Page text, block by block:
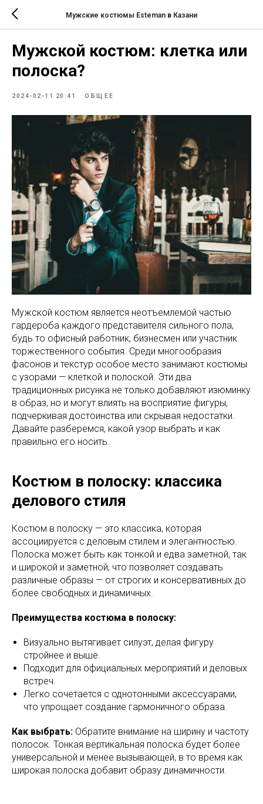
Мужские костюмы Esteman в Казани
Мужской костюм: клетка или
полоска?
2024-02-11 20:41 ОБЩЕЕ
Мужской костюм является неотъемлемой частью
гардероба каждого представителя сильного пола,
будь то офисный работник, бизнесмен или участник
торжественного события. Среди многообразия
фасонов и текстур особое место занимают костюмы
с узорами — клеткой и полоской. Эти два
традиционных рисунка не только добавляют изюминку
в образ, но и могут влиять на восприятие фигуры,
подчеркивая достоинства или скрывая недостатки.
Давайте разберемся, какой узор выбрать и как
правильно его носить.
Костюм в полоску: классика
делового стиля
Костюм в полоску — это классика, которая
ассоциируется с деловым стилем и элегантностью.
Полоска может быть как тонкой и едва заметной, так
и широкой и заметной, что позволяет создавать
различные образы — от строгих и консервативных до
более свободных и динамичных.
Преимущества костюма в полоску:
Визуально вытягивает силуэт, делая фигуру
стройнее и выше.
Подходит для официальных мероприятий и деловых
встреч.
Легко сочетается с однотонными аксессуарами,
что упрощает создание гармоничного образа.
Как выбрать: Обратите внимание на ширину и частоту
полосок. Тонкая вертикальная полоска будет более
универсальной и менее вызывающей, в то время как
широкая полоска добавит образу динамичности.